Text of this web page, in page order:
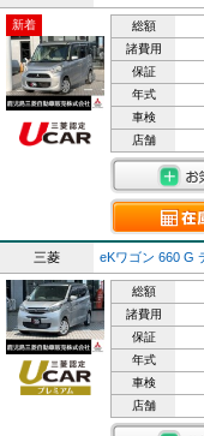
新着 総額
諸費用
保証
年式
車検
店舗
三菱 eKワゴン 660 G
総額
諸費用
保証
年式
車検
店舗